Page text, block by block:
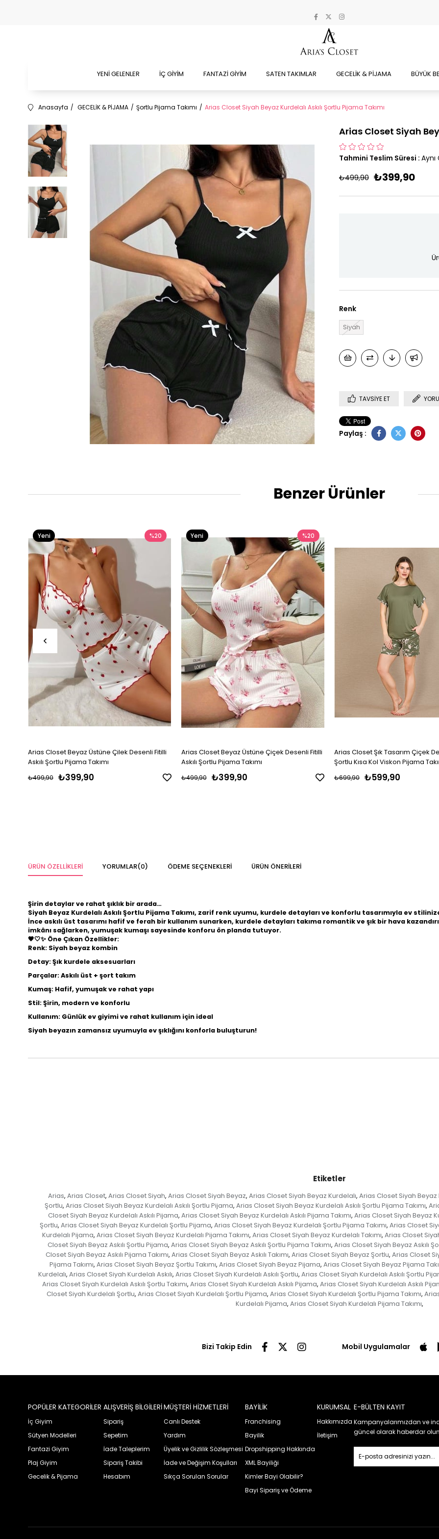
YENİ GELENLER İÇ GİYİM FANTAZİ GİYİM SATEN TAKIMLAR GECELİK & PİJAMA BÜYÜK
Anasayfa GECELİK & PİJAMA Şortlu Pijama Takımı Arias Closet Siyah Beyaz Kurdelalı Askılı Şortlu Pijama Takımı
Arias Closet Siyah
Tahmini Teslim Süresi : Aynı
₺499,90 ₺399,90
Renk
Siyah
TAVSIYE ET
Paylaş :
Benzer Ürünler
Arias Closet Beyaz Üstüne Çilek Desenli Fitilli
Askılı Şortlu Pijama Takımı
₺399,90
₺499,90
%20
Yeni
Ürün
Arias Closet Beyaz Üstüne Çiçek Desenli Fitilli
Askılı Şortlu Pijama Takımı
₺399,90
₺499,90
%20
Yeni
Arias Closet Şık Tasarım Çiçek
Şortlu Kısa Kol Viskon Pijama
₺599,90
₺699,90
ÜRÜN ÖZELLIKLERI YORUMLAR(0) ÖDEME SEÇENEKLERI ÜRÜN ÖNERILERI
Şirin detaylar ve rahat şıklık bir arada…
Siyah Beyaz Kurdelalı Askılı Şortlu Pijama Takımı, zarif renk uyumu, kurdele detayları ve konforlu tasarımıyla ev
İnce askılı üst tasarımı hafif ve ferah bir kullanım sunarken, kurdele detayları takıma romantik ve şık bir hava
imkânı sağlarken, yumuşak kumaşı sayesinde konforu ön planda tutuyor.
🖤🤍✨ Öne Çıkan Özellikler:
Renk: Siyah beyaz kombin
Detay: Şık kurdele aksesuarları
Parçalar: Askılı üst + şort takım
Kumaş: Hafif, yumuşak ve rahat yapı
Stil: Şirin, modern ve konforlu
Kullanım: Günlük ev giyimi ve rahat kullanım için ideal
Siyah beyazın zamansız uyumuyla ev şıklığını konforla buluşturun!
Etiketler
Arias, Arias Closet, Arias Closet Siyah, Arias Closet Siyah Beyaz, Arias Closet Siyah Beyaz Kurdelalı, Arias Closet Siyah Beyaz
Şortlu, Arias Closet Siyah Beyaz Kurdelalı Askılı Şortlu Pijama, Arias Closet Siyah Beyaz Kurdelalı Askılı Şortlu Pijama Takımı,
Closet Siyah Beyaz Kurdelalı Askılı Pijama, Arias Closet Siyah Beyaz Kurdelalı Askılı Pijama Takımı, Arias Closet Siyah Beyaz
Şortlu, Arias Closet Siyah Beyaz Kurdelalı Şortlu Pijama, Arias Closet Siyah Beyaz Kurdelalı Şortlu Pijama Takımı, Arias Closet
Kurdelalı Pijama, Arias Closet Siyah Beyaz Kurdelalı Pijama Takımı, Arias Closet Siyah Beyaz Kurdelalı Takımı, Arias Closet
Closet Siyah Beyaz Askılı Şortlu Pijama, Arias Closet Siyah Beyaz Askılı Şortlu Pijama Takımı, Arias Closet Siyah Beyaz Askılı
Closet Siyah Beyaz Askılı Pijama Takımı, Arias Closet Siyah Beyaz Askılı Takımı, Arias Closet Siyah Beyaz Şortlu, Arias Closet
Pijama Takımı, Arias Closet Siyah Beyaz Şortlu Takımı, Arias Closet Siyah Beyaz Pijama, Arias Closet Siyah Beyaz Pijama
Kurdelalı, Arias Closet Siyah Kurdelalı Askılı, Arias Closet Siyah Kurdelalı Askılı Şortlu, Arias Closet Siyah Kurdelalı Askılı Şortlu
Arias Closet Siyah Kurdelalı Askılı Şortlu Takımı, Arias Closet Siyah Kurdelalı Askılı Pijama, Arias Closet Siyah Kurdelalı Askılı
Closet Siyah Kurdelalı Şortlu, Arias Closet Siyah Kurdelalı Şortlu Pijama, Arias Closet Siyah Kurdelalı Şortlu Pijama Takımı,
Kurdelalı Pijama, Arias Closet Siyah Kurdelalı Pijama Takımı,
Bizi Takip Edin Mobil Uygulamalar
POPÜLER KATEGORİLER
İç Giyim
Sütyen Modelleri
Fantazi Giyim
Plaj Giyim
Gecelik & Pijama
ALIŞVERİŞ BİLGİLERİ
Sipariş
Sepetim
İade Taleplerim
Sipariş Takibi
Hesabım
MÜŞTERİ HİZMETLERİ
Canlı Destek
Yardım
Üyelik ve Gizlilik Sözleşmesi
İade ve Değişim Koşulları
Sıkça Sorulan Sorular
BAYİLİK
Franchising
Bayilik
Dropshipping Hakkında
XML Bayiliği
Kimler Bayi Olabilir?
Bayi Sipariş ve Ödeme
KURUMSAL
Hakkımızda
İletişim
E-BÜLTEN KAYIT
Kampanyalarımızdan ve
güncel olarak haberdar